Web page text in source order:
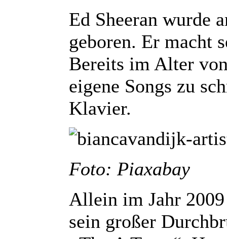
Ed Sheeran wurde
geboren. Er macht
Bereits im Alter
eigene Songs zu
Klavier.
Foto: Piaxabay
Allein im Jahr
sein großer